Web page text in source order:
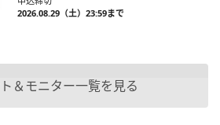
2026.08.29（土）23:59まで
＆モニター一覧を見る